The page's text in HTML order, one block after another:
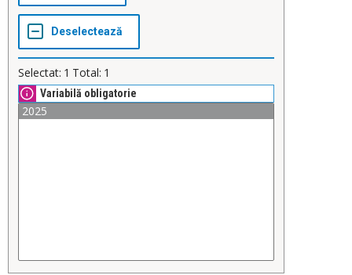
Selectat: 1 Total: 1
Variabilă obligatorie